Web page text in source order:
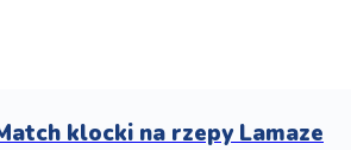
klocki na rzepy Lamaze